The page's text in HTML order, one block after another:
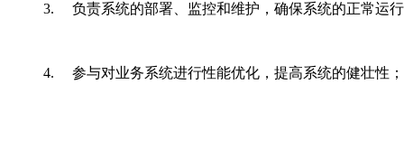
3. 负责系统的部署、监控和维护，确保系统的正常运行
4. 参与对业务系统进行性能优化，提高系统的健壮性；